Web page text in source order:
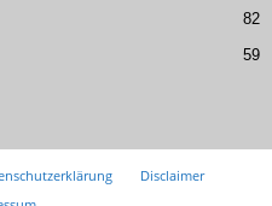
82
59
Disclaimer